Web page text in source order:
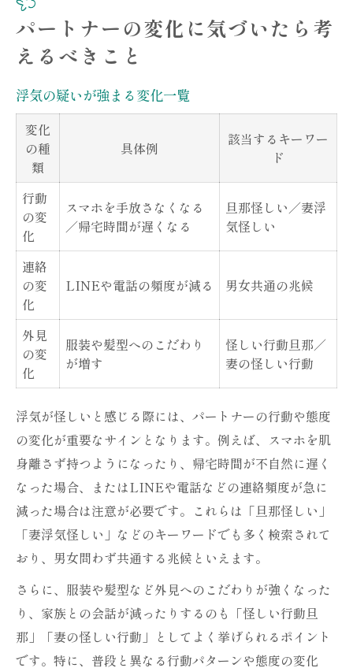
パートナーの変化に気づいたら考
えるべきこと
浮気の疑いが強まる変化一覧
変化
の種
類
具体例
該当するキーワー
ド
行動
の変
化
スマホを手放さなくなる
／帰宅時間が遅くなる
旦那怪しい／妻浮
気怪しい
連絡
の変
化
LINEや電話の頻度が減る 男女共通の兆候
外見
の変
化
服装や髪型へのこだわり
が増す
怪しい行動旦那／
妻の怪しい行動
浮気が怪しいと感じる際には、パートナーの行動や態度
の変化が重要なサインとなります。例えば、スマホを肌
身離さず持つようになったり、帰宅時間が不自然に遅く
なった場合、またはLINEや電話などの連絡頻度が急に
減った場合は注意が必要です。これらは「旦那怪しい」
「妻浮気怪しい」などのキーワードでも多く検索されて
おり、男女問わず共通する兆候といえます。
さらに、服装や髪型など外見へのこだわりが強くなった
り、家族との会話が減ったりするのも「怪しい行動旦
那」「妻の怪しい行動」としてよく挙げられるポイント
です。特に、普段と異なる行動パターンや態度の変化